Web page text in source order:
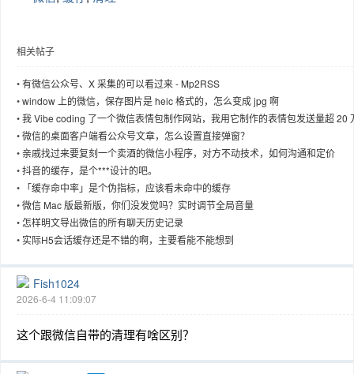
相关帖子
•有微信公众号、X 采集的可以看过来 - Mp2RSS
•window 上的微信，保存图片是 heic 格式的，怎么变成 jpg 啊
•我 Vibe coding 了一个微信表情包制作网站，我用它制作的表情包发送量超 20
下载量超 1 万了。
•微信的桌面客户端看公众号文章，怎么设置直接弹窗？
•亲戚找过来要复刻一个卖酒的微信小程序，对方不动技术，如何沟通和定价
•抖音的缓存，是个***设计的吧。
• 「缓存命中率」是个伪指标，应该看未命中的缓存
•微信 Mac 版最新版，你们没发觉吗？实时调节全局音量
• 怎样明文导出微信的所有聊天历史记录
•实际H5会话缓存还是不错的啊，主要看能不能想到
Fish1024
2026-6-4 11:09:07
这个跟微信自带的清理有啥区别？